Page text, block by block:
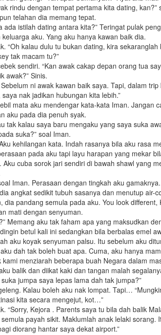
rindu dengan tempat pertama kita dating, kan?”
telahan dia memang tepat.
ada istilah dating antara kita?” Teringat pulak
aku. Yang aku hanya kawan baik dia.
“Oh kalau dulu tu bukan dating, kira sekaranglah
tak macam tu?”
sendiri. “Kan awak cakap depan orang tua
awak?” Sinis.
ni awak kawan baik saya. Tapi, dalam trip
nak jadikan hubungan kita lebih.”
mata aku mendengar kata-kata Iman. Jangan
aku pada dia penuh syak.
tak kalau saya baru mengaku yang saya suka
suka?” soal Iman.
kehilangan kata. Indah rasanya bila aku rasa
pada aku tapi layu harapan yang mekar
Aku cuba sorok jari sendiri di bawah shawl yang
Iman. Perasaan dengan tingkah aku
angkat sedikit tubuh sasanya dan menutup air-
dia pandang semula pada aku. You look different,
mati dengan senyuman.
Memang aku tak faham apa yang maksudkan
betul kali ini sedangkan bila berbalas emel
aku koyak senyuman palsu. Itu sebelum aku
dah tak boleh buat apa. Cuma, aku hanya
kami menziarah beberapa buah Negara dalam
balik dan diikat kaki dan tangan malah
suka jumpa saya lepas lama dah tak jumpa?”
Kalau boleh aku nak lompat. Tapi…
kita secara mengejut, kot…”
“Sorry, Kejora . Parents saya tu bila dah balik
payah sikit. Maklumlah anak lelaki sorang.
diorang hantar saya dekat airport.”